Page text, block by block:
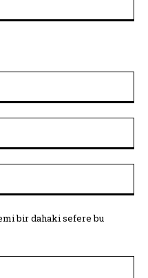
bir dahaki sefere bu